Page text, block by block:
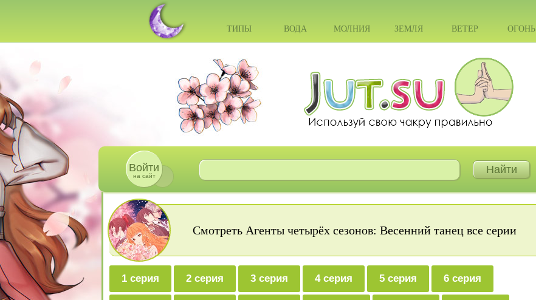
ТИПЫ ВОДА МОЛНИЯ ЗЕМЛЯ ВЕТЕР ОГОНЬ
Войти
на сайт
Смотреть Агенты четырёх сезонов: Весенний танец все серии
1 серия 2 серия 3 серия 4 серия 5 серия 6 серия